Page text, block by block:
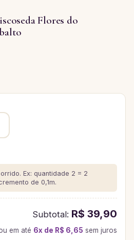
Flores do
Ex: quantidade 2 = 2
de 0,1m.
Subtotal: R$ 39,90
em até 6x de R$ 6,65 sem juros